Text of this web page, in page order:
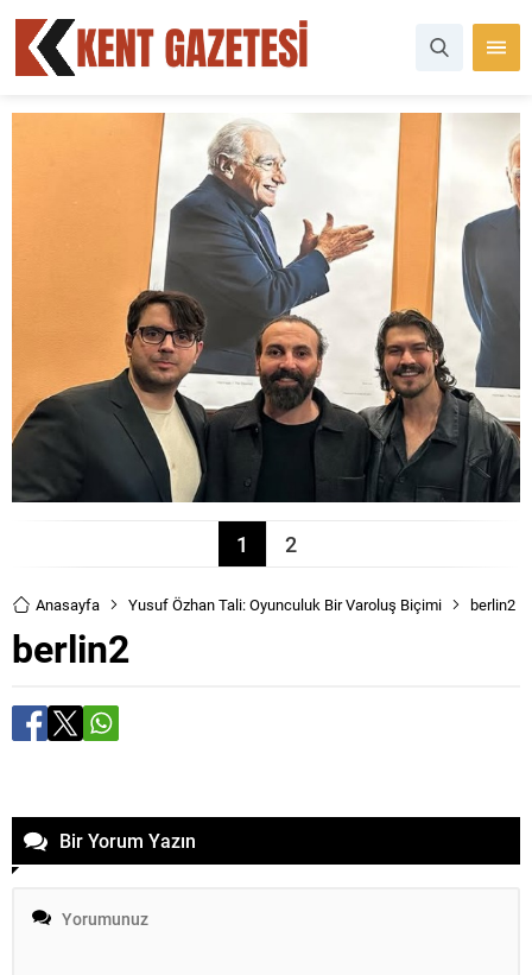
1 2
Anasayfa Yusuf Özhan Tali: Oyunculuk Bir Varoluş Biçimi berlin2
berlin2
Bir Yorum Yazın